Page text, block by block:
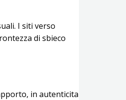
I siti verso
di sbieco
in autenticita